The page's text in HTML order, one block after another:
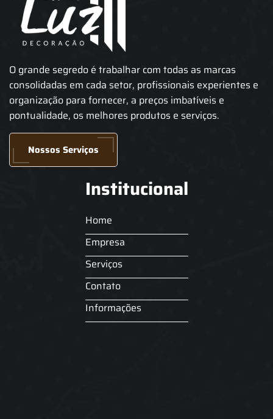
O grande segredo é trabalhar com todas as marcas
consolidadas em cada setor, profissionais experientes e
organização para fornecer, a preços imbatíveis e
pontualidade, os melhores produtos e serviços.
Nossos Serviços
Institucional
Home
Empresa
Serviços
Contato
Informações